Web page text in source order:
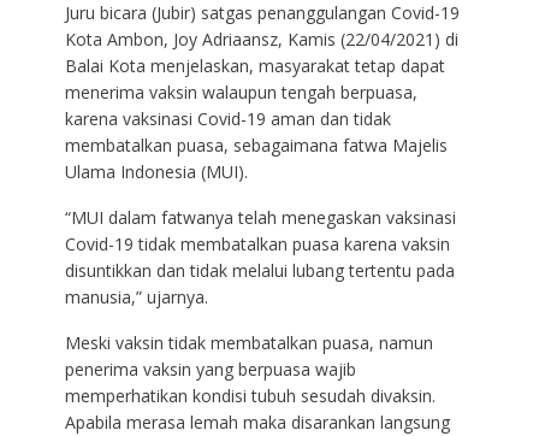
Juru bicara (Jubir) satgas penanggulangan Covid-19
Kota Ambon, Joy Adriaansz, Kamis (22/04/2021) di
Balai Kota menjelaskan, masyarakat tetap dapat
menerima vaksin walaupun tengah berpuasa,
karena vaksinasi Covid-19 aman dan tidak
membatalkan puasa, sebagaimana fatwa Majelis
Ulama Indonesia (MUI).
“MUI dalam fatwanya telah menegaskan vaksinasi
Covid-19 tidak membatalkan puasa karena vaksin
disuntikkan dan tidak melalui lubang tertentu pada
manusia,” ujarnya.
Meski vaksin tidak membatalkan puasa, namun
penerima vaksin yang berpuasa wajib
memperhatikan kondisi tubuh sesudah divaksin.
Apabila merasa lemah maka disarankan langsung